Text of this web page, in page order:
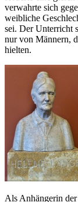
verwahrte sich
weibliche
sei. Der Unterricht
nur von Männern,
hielten.
Als Anhängerin